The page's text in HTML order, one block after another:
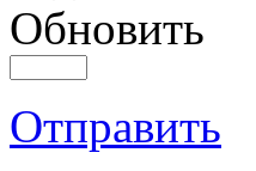
Обновить
Отправить